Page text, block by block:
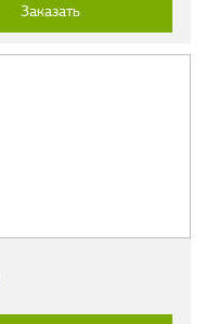
Заказать